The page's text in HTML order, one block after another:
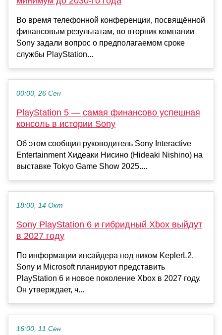
Во время телефонной конференции, посвящённой
финансовым результатам, во вторник компании
Sony задали вопрос о предполагаемом сроке
службы PlayStation...
00:00, 26 Сен
PlayStation 5 — самая финансово успешная
консоль в истории Sony
Об этом сообщил руководитель Sony Interactive
Entertainment Хидеаки Нисино (Hideaki Nishino) на
выставке Tokyo Game Show 2025....
18:00, 14 Окт
Sony PlayStation 6 и гибридный Xbox выйдут
в 2027 году
По информации инсайдера под ником KeplerL2,
Sony и Microsoft планируют представить
PlayStation 6 и новое поколение Xbox в 2027 году.
Он утверждает, ч...
16:00, 11 Сен